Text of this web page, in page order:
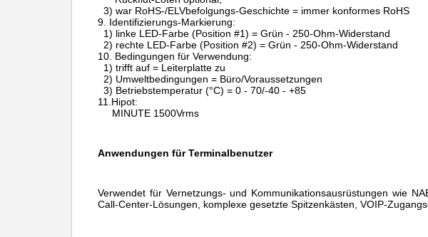
3) war RoHS-/ELVbefolgungs-Geschichte = immer konformes RoHS
9. Identifizierungs-Markierung:
1) linke LED-Farbe (Position #1) = Grün - 250-Ohm-Widerstand
2) rechte LED-Farbe (Position #2) = Grün - 250-Ohm-Widerstand
10. Bedingungen für Verwendung:
1) trifft auf = Leiterplatte zu
2) Umweltbedingungen = Büro/Voraussetzungen
3) Betriebstemperatur (°C) = 0 - 70/-40 - +85
11.Hipot:
MINUTE 1500Vrms
Anwendungen für Terminalbenutzer
Verwendet für Vernetzungs- und Kommunikationsausrüstungen wie
Call-Center-Lösungen, komplexe gesetzte Spitzenkästen, VOIP-